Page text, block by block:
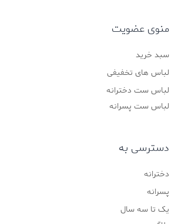
منوی عضویت
سبد خرید
لباس های تخفیفی
لباس ست دخترانه
لباس ست پسرانه
دسترسی به
دخترانه
پسرانه
یک تا سه سال